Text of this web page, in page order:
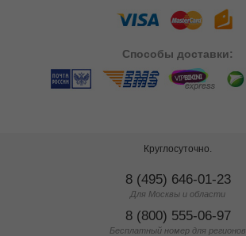
Способы доставки:
Круглосуточно.
8 (495) 646-01-23
Для Москвы и области
8 (800) 555-06-97
Бесплатный номер для регионов